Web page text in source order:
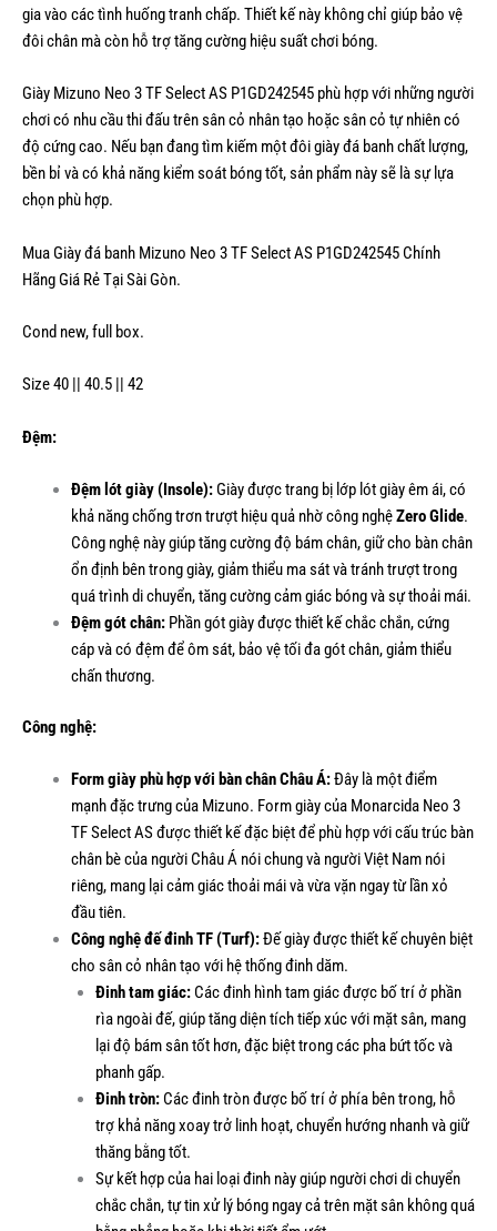
gia vào các tình huống tranh chấp. Thiết kế này không chỉ giúp bảo vệ
đôi chân mà còn hỗ trợ tăng cường hiệu suất chơi bóng.
Giày Mizuno Neo 3 TF Select AS P1GD242545 phù hợp với những người
chơi có nhu cầu thi đấu trên sân cỏ nhân tạo hoặc sân cỏ tự nhiên có
độ cứng cao. Nếu bạn đang tìm kiếm một đôi giày đá banh chất lượng,
bền bỉ và có khả năng kiểm soát bóng tốt, sản phẩm này sẽ là sự lựa
chọn phù hợp.
Mua Giày đá banh Mizuno Neo 3 TF Select AS P1GD242545 Chính
Hãng Giá Rẻ Tại Sài Gòn.
Cond new, full box.
Size 40 || 40.5 || 42
Đệm:
Đệm lót giày (Insole):Giày được trang bị lớp lót giày êm ái, có
khả năng chống trơn trượt hiệu quả nhờ công nghệZero Glide.
Công nghệ này giúp tăng cường độ bám chân, giữ cho bàn chân
ổn định bên trong giày, giảm thiểu ma sát và tránh trượt trong
quá trình di chuyển, tăng cường cảm giác bóng và sự thoải mái.
Đệm gót chân:Phần gót giày được thiết kế chắc chắn, cứng
cáp và có đệm để ôm sát, bảo vệ tối đa gót chân, giảm thiểu
chấn thương.
Công nghệ:
Form giày phù hợp với bàn chân Châu Á:Đây là một điểm
mạnh đặc trưng của Mizuno. Form giày của Monarcida Neo 3
TF Select AS được thiết kế đặc biệt để phù hợp với cấu trúc bàn
chân bè của người Châu Á nói chung và người Việt Nam nói
riêng, mang lại cảm giác thoải mái và vừa vặn ngay từ lần xỏ
đầu tiên.
Công nghệ đế đinh TF (Turf):Đế giày được thiết kế chuyên biệt
cho sân cỏ nhân tạo với hệ thống đinh dăm.
Đinh tam giác:Các đinh hình tam giác được bố trí ở phần
rìa ngoài đế, giúp tăng diện tích tiếp xúc với mặt sân, mang
lại độ bám sân tốt hơn, đặc biệt trong các pha bứt tốc và
phanh gấp.
Đinh tròn:Các đinh tròn được bố trí ở phía bên trong, hỗ
trợ khả năng xoay trở linh hoạt, chuyển hướng nhanh và giữ
thăng bằng tốt.
Sự kết hợp của hai loại đinh này giúp người chơi di chuyển
chắc chắn, tự tin xử lý bóng ngay cả trên mặt sân không quá